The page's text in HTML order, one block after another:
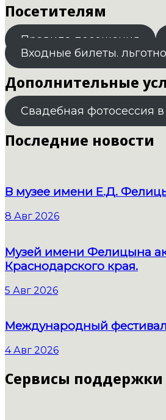
Посетителям
Правила посещения
Входные билеты.
Дополнительные
Свадебная фотосессия в
Последние новости
В музее имени Е.Д.
8 Авг 2026
Музей имени Фелицына
Краснодарского края.
5 Авг 2026
Международный
4 Авг 2026
Сервисы поддержки